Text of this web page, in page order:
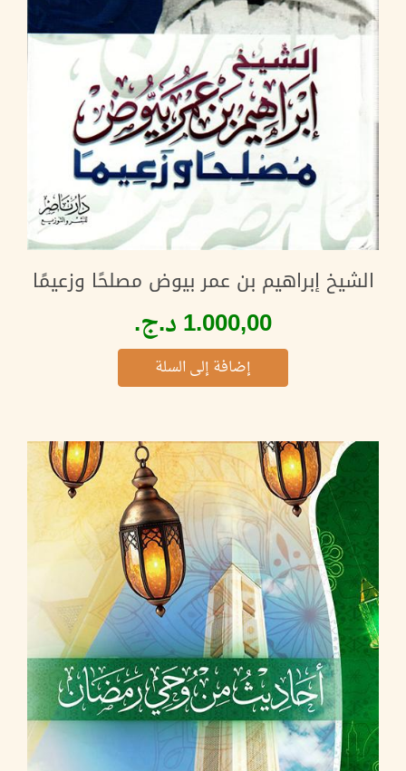
الشيخ إبراهيم بن عمر بيوض مصلحًا وزعيمًا
إضافة إلى السلة